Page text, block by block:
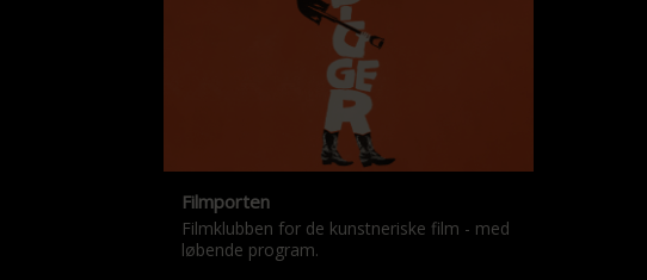
Filmporten
Filmklubben for de kunstneriske film - med
løbende program.